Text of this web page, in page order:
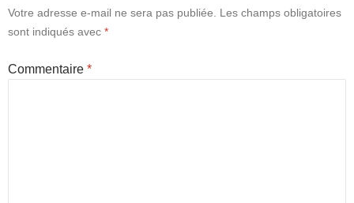
Votre adresse e-mail ne sera pas publiée.
Les champs obligatoires
sont indiqués avec *
Commentaire *